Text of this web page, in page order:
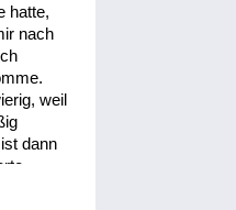
hatte,
nach
weil
dann